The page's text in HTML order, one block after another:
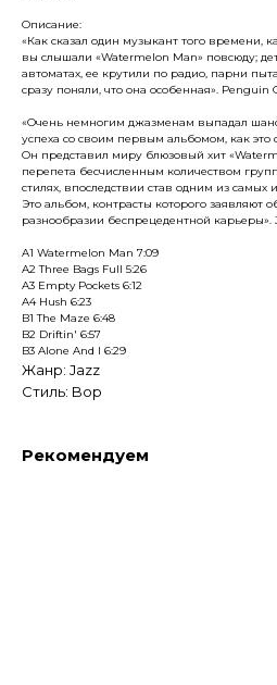
Описание:
«Как сказал один музыкант того времени,
вы слышали «Watermelon Man» повсюду;
автоматах, ее крутили по радио, парни
сразу поняли, что она особенная». Penguin
«Очень немногим джазменам выпадал
успеха со своим первым альбомом, как это
Он представил миру блюзовый хит
перепета бесчисленным количеством
стилях, впоследствии став одним из самых
Это альбом, контрасты которого заявляют
разнообразии беспрецедентной карьеры».
A1 Watermelon Man 7:09
A2 Three Bags Full 5:26
A3 Empty Pockets 6:12
A4 Hush 6:23
B1 The Maze 6:48
B2 Driftin' 6:57
B3 Alone And I 6:29
Жанр: Jazz
Стиль: Bop
Рекомендуем